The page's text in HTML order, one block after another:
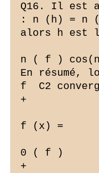
Q16. Il est
: n (h) = n
alors h est
n ( f )
En résumé,
f  C2
+
f (x) =
0 ( f )
+